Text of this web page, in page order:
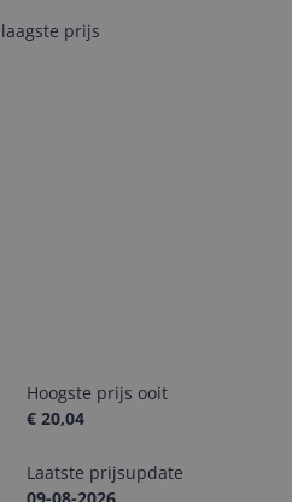
prijs
Hoogste prijs ooit
€ 20,04
Laatste prijsupdate